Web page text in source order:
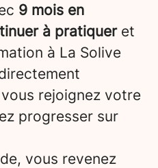
9 mois en
à pratiqueret
à La Solive
rejoignez votre
progresser sur
vous revenez